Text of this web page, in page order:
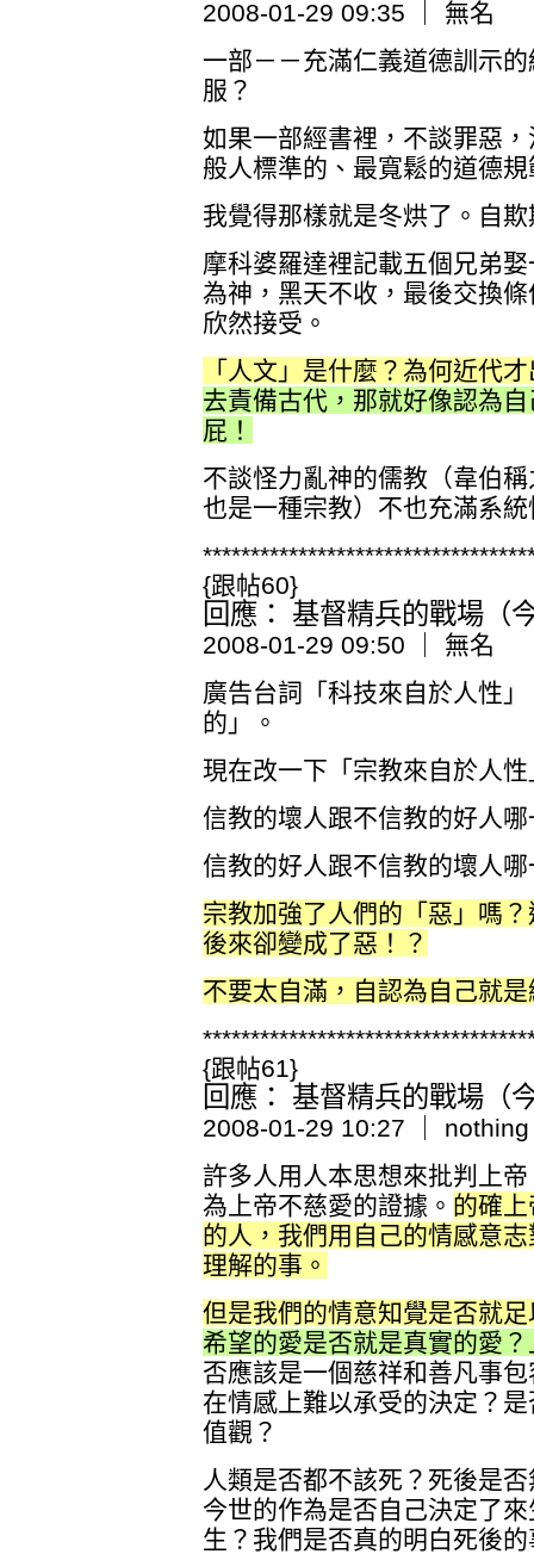
2008-01-29 09:35 ｜ 無名
一部－－充滿仁義道德訓示
服？
如果一部經書裡，不談罪惡
般人標準的、最寬鬆的道德
我覺得那樣就是冬烘了。自
摩科婆羅達裡記載五個兄弟
為神，黑天不收，最後交換
欣然接受。
「人文」是什麼？為何近代
去責備古代，那就好像認為
屁！
不談怪力亂神的儒教（韋伯
也是一種宗教）不也充滿系
{跟帖60}
回應： 基督精兵的戰場（
2008-01-29 09:50 ｜ 無名
廣告台詞「科技來自於人性
的」。
現在改一下「宗教來自於人
信教的壞人跟不信教的好人
信教的好人跟不信教的壞人
宗教加強了人們的「惡」嗎
後來卻變成了惡！？
不要太自滿，自認為自己就
{跟帖61}
回應： 基督精兵的戰場（
2008-01-29 10:27 ｜ nothing
許多人用人本思想來批判上
為上帝不慈愛的證據。 的確
的人，我們用自己的情感意
理解的事。
但是我們的情意知覺是否就
希望的愛是否就是真實的愛
否應該是一個慈祥和善凡事
在情感上難以承受的決定？
值觀？
人類是否都不該死？死後是
今世的作為是否自己決定了
生？我們是否真的明白死後